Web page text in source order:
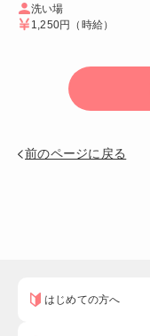
洗い場
1,250円 （時給）
前のページに戻る
はじめての方へ